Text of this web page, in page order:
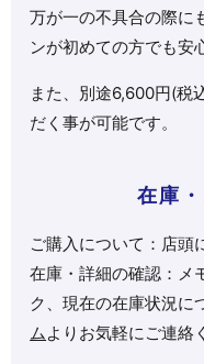
万が一の不具合の際に
ンが初めての方でも安
また、別途6,600円(税
だく事が可能です。
在庫
ご購入について：店頭
在庫・詳細の確認：メ
ク、現在の在庫状況に
ムよりお気軽にご連絡